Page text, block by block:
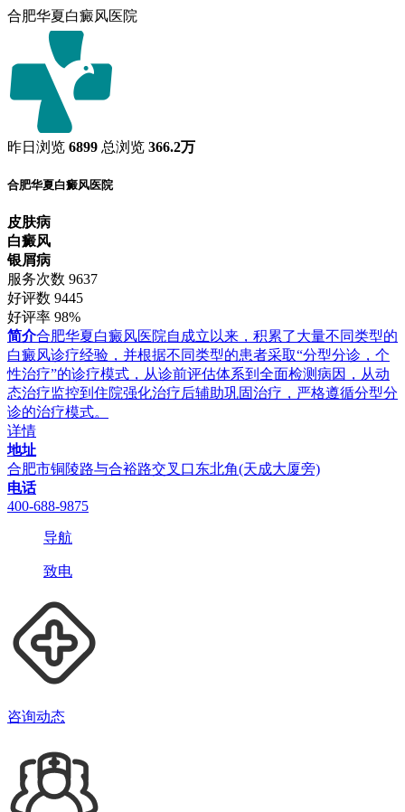
合肥华夏白癜风医院
昨日浏览 6899 总浏览 366.2万
合肥华夏白癜风医院
皮肤病
白癜风
银屑病
服务次数 9637
好评数 9445
好评率 98%
简介合肥华夏白癜风医院自成立以来，积累了大量不同类型的
白癜风诊疗经验，并根据不同类型的患者采取“分型分诊，个
性治疗”的诊疗模式，从诊前评估体系到全面检测病因，从动
态治疗监控到住院强化治疗后辅助巩固治疗，严格遵循分型分
诊的治疗模式。
详情
地址
合肥市铜陵路与合裕路交叉口东北角(天成大厦旁)
电话
400-688-9875
导航
致电
咨询动态